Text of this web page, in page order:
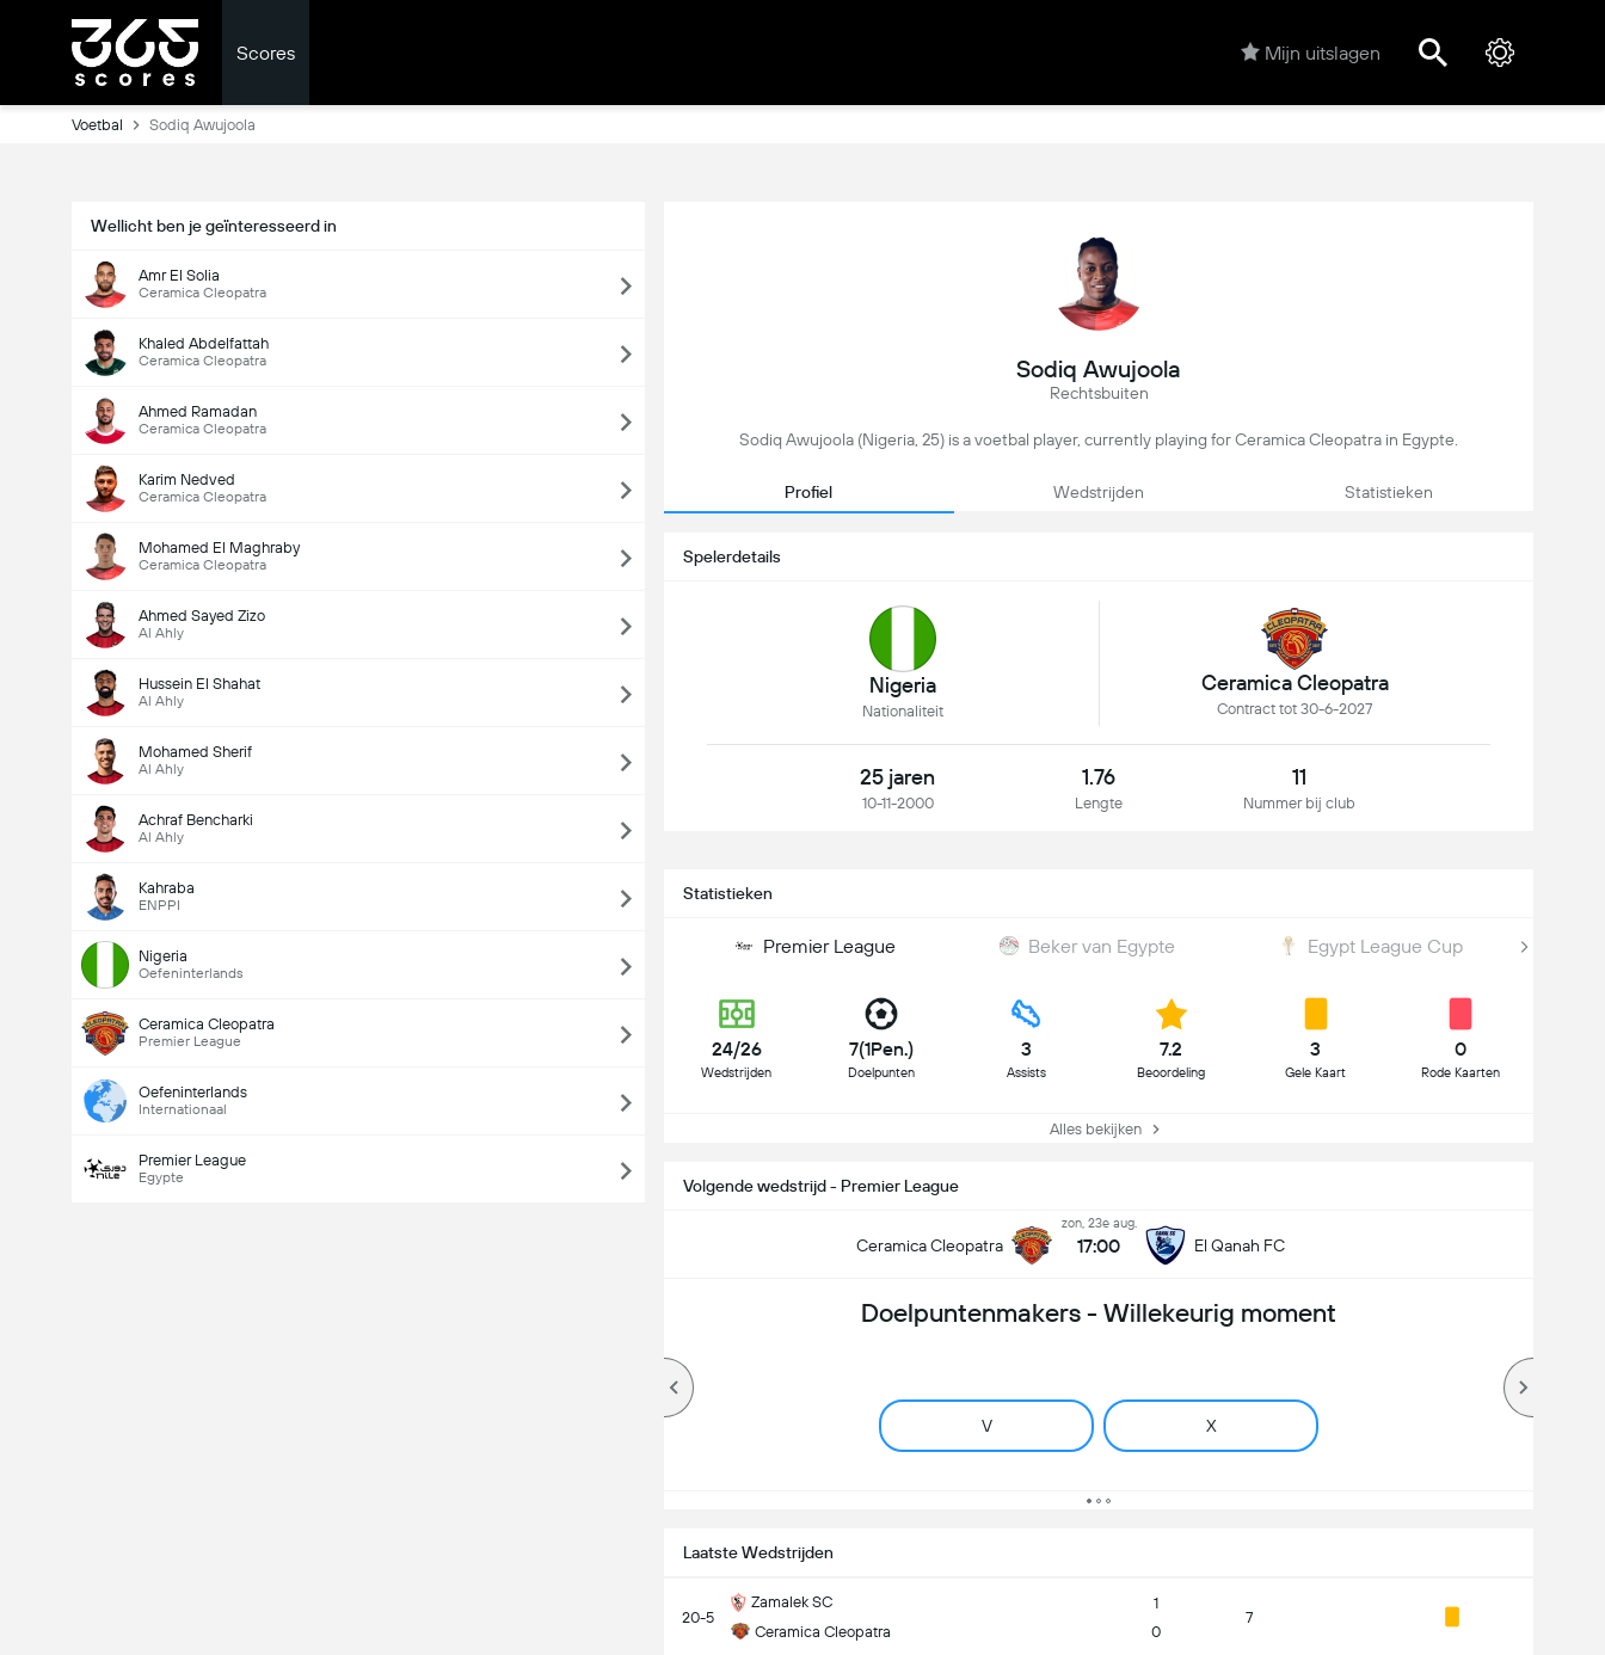
Scores Mijn uitslagen
Voetbal Sodiq Awujoola
Wellicht ben je geïnteresseerd in
Amr El Solia
Ceramica Cleopatra
Khaled Abdelfattah
Ceramica Cleopatra
Ahmed Ramadan
Ceramica Cleopatra
Karim Nedved
Ceramica Cleopatra
Mohamed El Maghraby
Ceramica Cleopatra
Ahmed Sayed Zizo
Al Ahly
Hussein El Shahat
Al Ahly
Mohamed Sherif
Al Ahly
Achraf Bencharki
Al Ahly
Kahraba
ENPPI
Nigeria
Oefeninterlands
Ceramica Cleopatra
Premier League
Oefeninterlands
Internationaal
Premier League
Egypte
Sodiq Awujoola
Rechtsbuiten
Sodiq Awujoola (Nigeria, 25) is a voetbal player, currently playing for Ceramica Cleopatra in Egypte.
Profiel Wedstrijden Statistieken
Spelerdetails
Nigeria
Nationaliteit
Ceramica Cleopatra
Contract tot 30-6-2027
25 jaren
10-11-2000
1.76
Lengte
11
Nummer bij club
Statistieken
Premier League Beker van Egypte Egypt League Cup
24/26
Wedstrijden
7(1Pen.)
Doelpunten
3
Assists
7.2
Beoordeling
3
Gele Kaart
0
Rode Kaarten
Alles bekijken
Volgende wedstrijd - Premier League
Ceramica Cleopatra
zon, 23e aug.
17:00 El Qanah FC
Doelpuntenmakers - Willekeurig moment
V X
Laatste Wedstrijden
20-5
Zamalek SC
Ceramica Cleopatra
1
0
7